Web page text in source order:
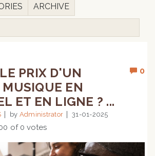
ARCHIVE
0
PRIX D'UN
MUSIQUE EN
ET EN LIGNE ? ...
by Administrator 31-01-2025
of 0 votes